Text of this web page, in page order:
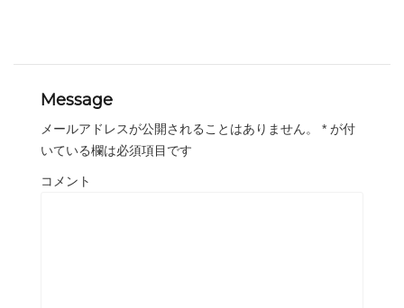
Message
メールアドレスが公開されることはありません。 * が付
いている欄は必須項目です
コメント